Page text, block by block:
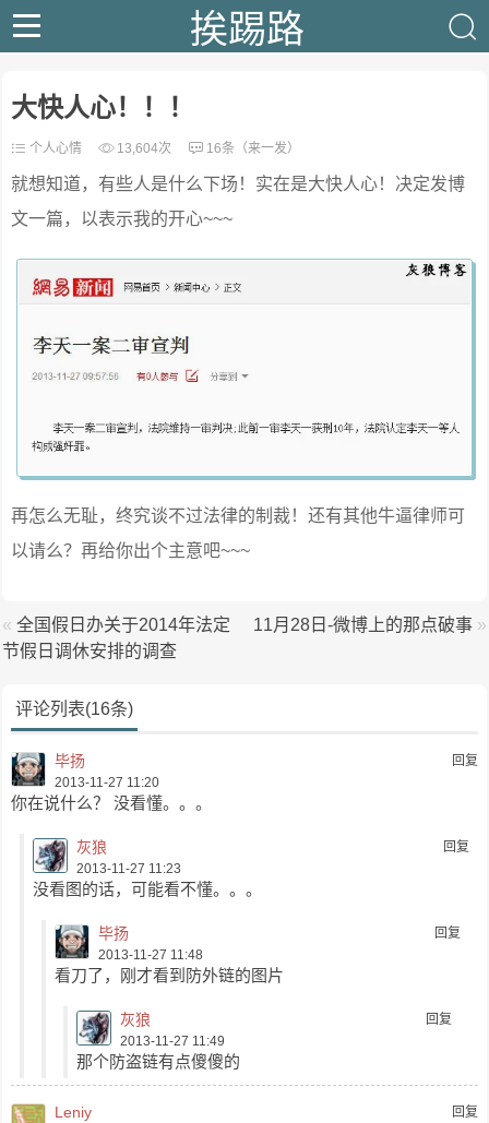
挨踢路
大快人心！！！
个人心情 13,604次 16条（来一发）
就想知道，有些人是什么下场！实在是大快人心！决定发博
文一篇，以表示我的开心~~~
再怎么无耻，终究谈不过法律的制裁！还有其他牛逼律师可
以请么？再给你出个主意吧~~~
« 全国假日办关于2014年法定
节假日调休安排的调查
11月28日-微博上的那点破事 »
评论列表(16条)
回复
毕扬
2013-11-27 11:20
你在说什么？ 没看懂。。。
回复
灰狼
2013-11-27 11:23
没看图的话，可能看不懂。。。
回复
毕扬
2013-11-27 11:48
看刀了，刚才看到防外链的图片
回复
灰狼
2013-11-27 11:49
那个防盗链有点傻傻的
回复
Leniy